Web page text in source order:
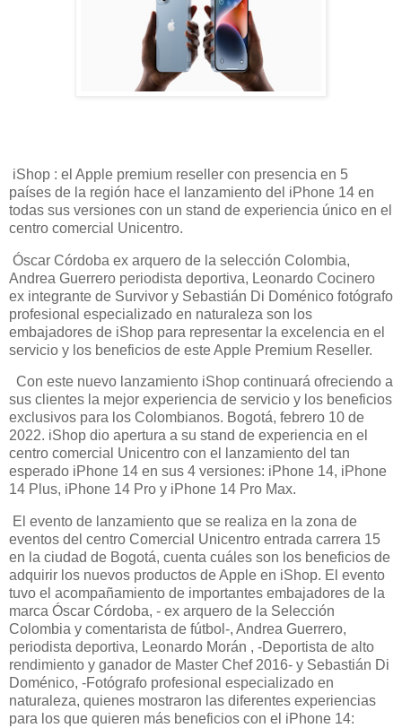
iShop : el Apple premium reseller con presencia en 5
países de la región hace el lanzamiento del iPhone 14 en
todas sus versiones con un stand de experiencia único en el
centro comercial Unicentro.
Óscar Córdoba ex arquero de la selección Colombia,
Andrea Guerrero periodista deportiva, Leonardo Cocinero
ex integrante de Survivor y Sebastián Di Doménico fotógrafo
profesional especializado en naturaleza son los
embajadores de iShop para representar la excelencia en el
servicio y los beneficios de este Apple Premium Reseller.
Con este nuevo lanzamiento iShop continuará ofreciendo a
sus clientes la mejor experiencia de servicio y los beneficios
exclusivos para los Colombianos. Bogotá, febrero 10 de
2022. iShop dio apertura a su stand de experiencia en el
centro comercial Unicentro con el lanzamiento del tan
esperado iPhone 14 en sus 4 versiones: iPhone 14, iPhone
14 Plus, iPhone 14 Pro y iPhone 14 Pro Max.
El evento de lanzamiento que se realiza en la zona de
eventos del centro Comercial Unicentro entrada carrera 15
en la ciudad de Bogotá, cuenta cuáles son los beneficios de
adquirir los nuevos productos de Apple en iShop. El evento
tuvo el acompañamiento de importantes embajadores de la
marca Óscar Córdoba, - ex arquero de la Selección
Colombia y comentarista de fútbol-, Andrea Guerrero,
periodista deportiva, Leonardo Morán , -Deportista de alto
rendimiento y ganador de Master Chef 2016- y Sebastián Di
Doménico, -Fotógrafo profesional especializado en
naturaleza, quienes mostraron las diferentes experiencias
para los que quieren más beneficios con el iPhone 14: